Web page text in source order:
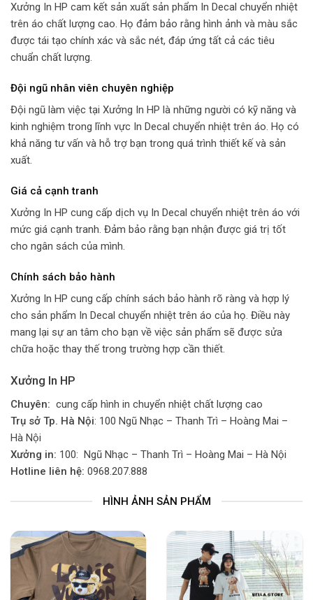
Xưởng In HP cam kết sản xuất sản phẩm In Decal chuyển nhiệt
trên áo chất lượng cao. Họ đảm bảo rằng hình ảnh và màu sắc
được tái tạo chính xác và sắc nét, đáp ứng tất cả các tiêu
chuẩn chất lượng.
Đội ngũ nhân viên chuyên nghiệp
Đội ngũ làm việc tại Xưởng In HP là những người có kỹ năng và
kinh nghiệm trong lĩnh vực In Decal chuyển nhiệt trên áo. Họ có
khả năng tư vấn và hỗ trợ bạn trong quá trình thiết kế và sản
xuất.
Giá cả cạnh tranh
Xưởng In HP cung cấp dịch vụ In Decal chuyển nhiệt trên áo với
mức giá cạnh tranh. Đảm bảo rằng bạn nhận được giá trị tốt
cho ngân sách của mình.
Chính sách bảo hành
Xưởng In HP cung cấp chính sách bảo hành rõ ràng và hợp lý
cho sản phẩm In Decal chuyển nhiệt trên áo của họ. Điều này
mang lại sự an tâm cho bạn về việc sản phẩm sẽ được sửa
chữa hoặc thay thế trong trường hợp cần thiết.
Xưởng In HP
Chuyên: cung cấp hình in chuyển nhiệt chất lượng cao
Trụ sở Tp. Hà Nội: 100 Ngũ Nhạc – Thanh Trì – Hoàng Mai –
Hà Nội
Xưởng in: 100: Ngũ Nhạc – Thanh Trì – Hoàng Mai – Hà Nội
Hotline liên hệ: 0968.207.888
HÌNH ẢNH SẢN PHẨM